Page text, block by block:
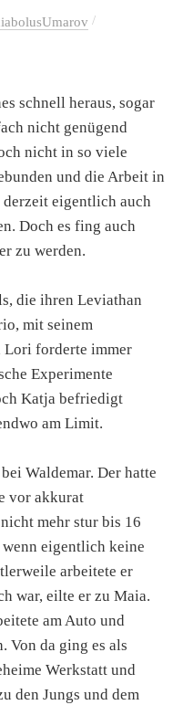
/
schnell heraus, sogar
nicht genügend
nicht in so viele
und die Arbeit in
derzeit eigentlich auch
Doch es fing auch
zu werden.
die ihren Leviathan
mit seinem
Lori forderte immer
Experimente
Katja befriedigt
am Limit.
Waldemar. Der hatte
vor akkurat
mehr stur bis 16
eigentlich keine
arbeitete er
war, eilte er zu Maia.
am Auto und
Von da ging es als
Werkstatt und
den Jungs und dem